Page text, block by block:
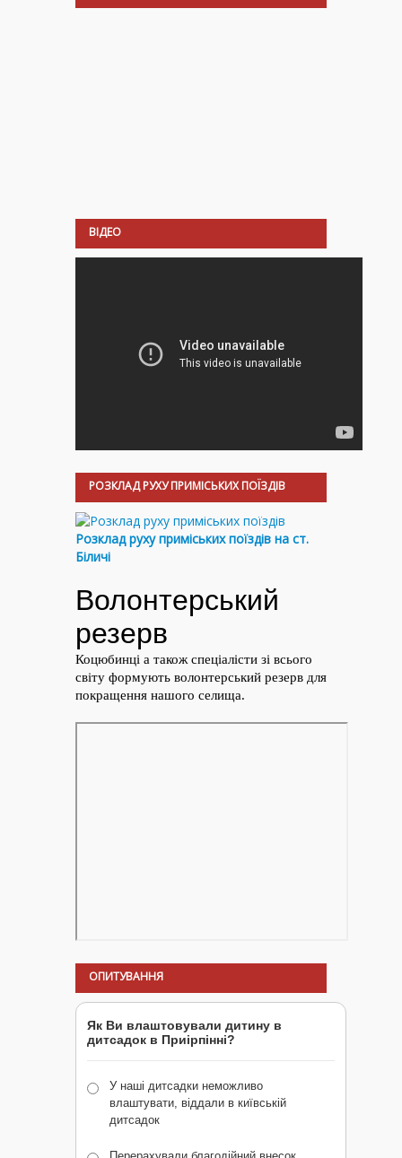
ВІДЕО
РОЗКЛАД РУХУ ПРИМІСЬКИХ ПОЇЗДІВ
Розклад руху приміських поїздів на ст.
Біличі
ОПИТУВАННЯ
Як Ви влаштовували дитину в
дитсадок в Приірпінні?
У наші дитсадки неможливо
влаштувати, віддали в київській
дитсадок